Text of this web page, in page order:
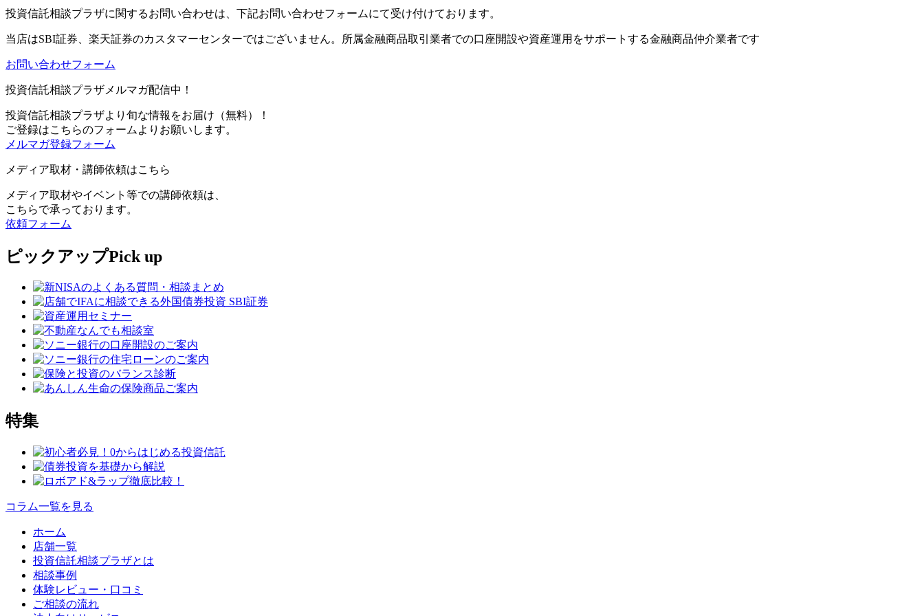
投資信託相談プラザに関するお問い合わせは、下記お問い合わせフォームにて受け付けております。
当店はSBI証券、楽天証券のカスタマーセンターではございません。 所属金融商品取引業者での口座開設や資産運用をサポートする金融商品仲介業者です
お問い合わせフォーム
投資信託相談プラザメルマガ配信中！
投資信託相談プラザより旬な情報をお届け（無料）！
ご登録はこちらのフォームよりお願いします。
メルマガ登録フォーム
メディア取材・講師依頼はこちら
メディア取材やイベント等での講師依頼は、
こちらで承っております。
依頼フォーム
ピックアップPick up
特集
コラム一覧を見る
ホーム
店舗一覧
投資信託相談プラザとは
相談事例
体験レビュー・口コミ
ご相談の流れ